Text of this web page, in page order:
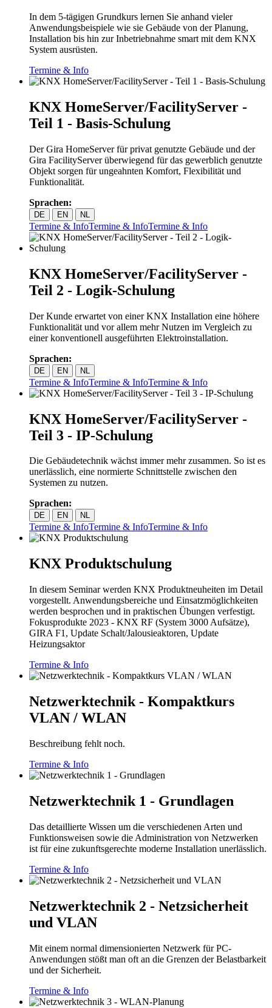
In dem 5-tägigen Grundkurs lernen Sie anhand vieler
Anwendungsbeispiele wie sie Gebäude von der Planung,
Installation bis hin zur Inbetriebnahme smart mit dem KNX
System ausrüsten.
Termine & Info
KNX HomeServer/FacilityServer -
Teil 1 - Basis-Schulung
Der Gira HomeServer für privat genutzte Gebäude und der
Gira FacilityServer überwiegend für das gewerblich genutzte
Objekt sorgen für ungeahnten Komfort, Flexibilität und
Funktionalität.
Sprachen:
DE EN NL
Termine & InfoTermine & InfoTermine & Info
KNX HomeServer/FacilityServer -
Teil 2 - Logik-Schulung
Der Kunde erwartet von einer KNX Installation eine höhere
Funktionalität und vor allem mehr Nutzen im Vergleich zu
einer konventionell ausgeführten Elektroinstallation.
Sprachen:
DE EN NL
Termine & InfoTermine & InfoTermine & Info
KNX HomeServer/FacilityServer -
Teil 3 - IP-Schulung
Die Gebäudetechnik wächst immer mehr zusammen. So ist es
unerlässlich, eine normierte Schnittstelle zwischen den
Systemen zu nutzen.
Sprachen:
DE EN NL
Termine & InfoTermine & InfoTermine & Info
KNX Produktschulung
In diesem Seminar werden KNX Produktneuheiten im Detail
vorgestellt. Anwendungsbereiche und Einsatzmöglichkeiten
werden besprochen und in praktischen Übungen verfestigt.
Fokusprodukte 2023 - KNX RF (System 3000 Aufsätze),
GIRA F1, Update Schalt/Jalousieaktoren, Update
Heizungsaktor
Termine & Info
Netzwerktechnik - Kompaktkurs
VLAN / WLAN
Beschreibung fehlt noch.
Termine & Info
Netzwerktechnik 1 - Grundlagen
Das detaillierte Wissen um die verschiedenen Arten und
Funktionsweisen sowie die Administration von Netzwerken
ist für eine zukunftsgerechte moderne Installation unerlässlich.
Termine & Info
Netzwerktechnik 2 - Netzsicherheit
und VLAN
Mit einem normal dimensionierten Netzwerk für PC-
Anwendungen stößt man oft an die Grenzen der Belastbarkeit
und der Sicherheit.
Termine & Info